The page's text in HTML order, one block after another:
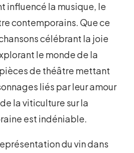
influencé la musique, le
contemporains. Que ce
célébrant la joie
le monde de la
de théâtre mettant
liés par leur amour
la viticulture sur la
est indéniable.
du vin dans